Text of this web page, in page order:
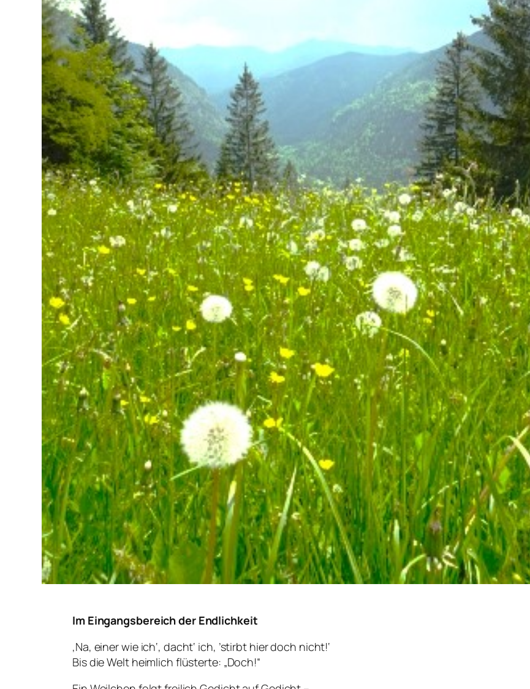
Im Eingangsbereich der Endlichkeit
‚Na, einer wie ich‘, dacht‘ ich, ’stirbt hier doch nicht!‘
Bis die Welt heimlich flüsterte: „Doch!“